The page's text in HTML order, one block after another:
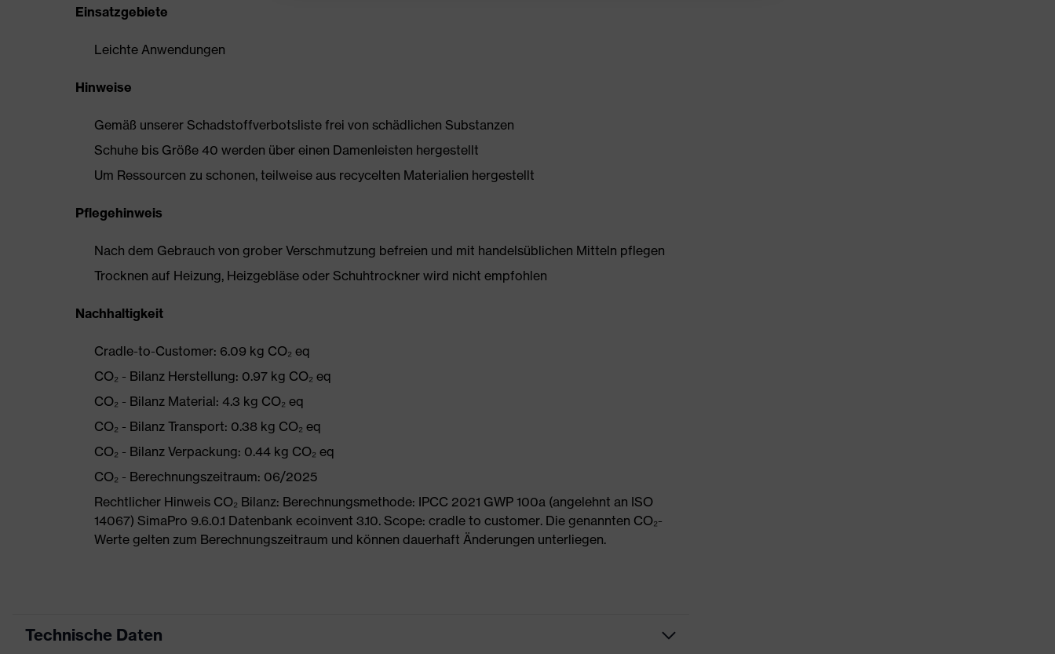
Einsatzgebiete
Leichte Anwendungen
Hinweise
Gemäß unserer Schadstoffverbotsliste frei von schädlichen Substanzen
Schuhe bis Größe 40 werden über einen Damenleisten hergestellt
Um Ressourcen zu schonen, teilweise aus recycelten Materialien hergestellt
Pflegehinweis
Nach dem Gebrauch von grober Verschmutzung befreien und mit handelsüblichen Mitteln pflegen
Trocknen auf Heizung, Heizgebläse oder Schuhtrockner wird nicht empfohlen
Nachhaltigkeit
Cradle-to-Customer: 6.09 kg CO₂ eq
CO₂ - Bilanz Herstellung: 0.97 kg CO₂ eq
CO₂ - Bilanz Material: 4.3 kg CO₂ eq
CO₂ - Bilanz Transport: 0.38 kg CO₂ eq
CO₂ - Bilanz Verpackung: 0.44 kg CO₂ eq
CO₂ - Berechnungszeitraum: 06/2025
Rechtlicher Hinweis CO₂ Bilanz: Berechnungsmethode: IPCC 2021 GWP 100a (angelehnt an ISO
14067) SimaPro 9.6.0.1 Datenbank ecoinvent 3.10. Scope: cradle to customer. Die genannten CO₂-
Werte gelten zum Berechnungszeitraum und können dauerhaft Änderungen unterliegen.
Technische Daten